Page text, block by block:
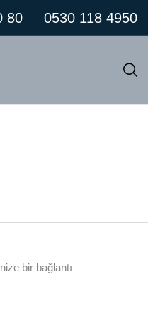
80 0530 118 4950
bir bağlantı